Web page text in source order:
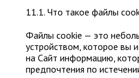
11.1. Что такое файлы
Файлы cookie — это
устройством, которое вы
на Сайт информацию,
предпочтения по